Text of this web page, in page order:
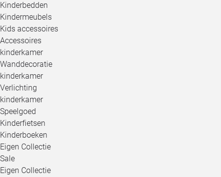
Kinderbedden
Kindermeubels
Kids accessoires
Accessoires
kinderkamer
Wanddecoratie
kinderkamer
Verlichting
kinderkamer
Speelgoed
Kinderfietsen
Kinderboeken
Eigen Collectie
Sale
Eigen Collectie